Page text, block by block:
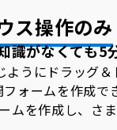
ス操作のみ
識がなくても5
うにドラッグ
ォームを作成
ムを作成し、さ